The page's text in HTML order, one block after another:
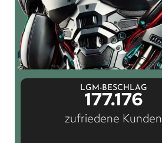
LGM-BESCHLAG
177.176
zufriedene Kunden